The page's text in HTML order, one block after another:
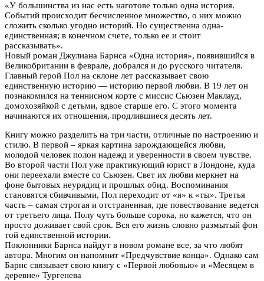
«У большинства из нас есть наготове только одна история.
Событий происходит бесчисленное множество, о них можно
сложить сколько угодно историй. Но существенна одна-
единственная; в конечном счете, только ее и стоит
рассказывать».
Новый роман Джулиана Барнса «Одна история», появившийся в
Великобритании в феврале, добрался и до русского читателя.
Главный герой Пол на склоне лет рассказывает свою
единственную историю — историю первой любви. В 19 лет он
познакомился на теннисном корте с миссис Сьюзен Маклауд,
домохозяйкой с детьми, вдвое старше его. С этого момента
начинаются их отношения, продлившиеся десять лет.
Книгу можно разделить на три части, отличные по настроению и
стилю. В первой – яркая картина зарождающейся любви,
молодой человек полон надежд и уверенности в своем чувстве.
Во второй части Пол уже практикующий юрист в Лондоне, куда
они переехали вместе со Сьюзен. Свет их любви меркнет на
фоне бытовых неурядиц и прошлых обид. Воспоминания
становятся сбивчивыми, Пол переходит от «я» к «ты». Третья
часть – самая строгая и отстраненная, где повествование ведется
от третьего лица. Полу чуть больше сорока, но кажется, что он
просто доживает свой срок. Вся его жизнь словно размытый фон
той единственной истории.
Поклонники Барнса найдут в новом романе все, за что любят
автора. Многим он напомнит «Предчувствие конца». Однако сам
Барнс связывает свою книгу с «Первой любовью» и «Месяцем в
деревне» Тургенева